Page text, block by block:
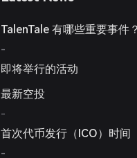
TalenTale 有哪些重要事件？
-
即将举行的活动
最新空投
-
首次代币发行（ICO）时间
-